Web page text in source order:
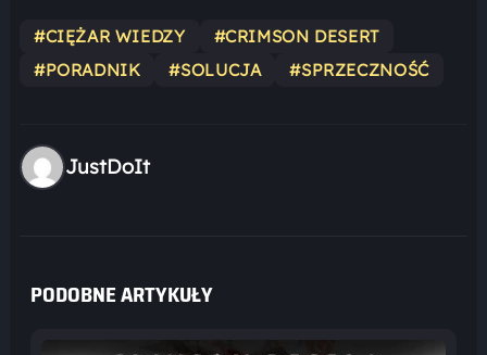
#CIĘŻAR WIEDZY
#CRIMSON DESERT
#PORADNIK
#SOLUCJA #SPRZECZNOŚĆ
JustDoIt
PODOBNE ARTYKUŁY